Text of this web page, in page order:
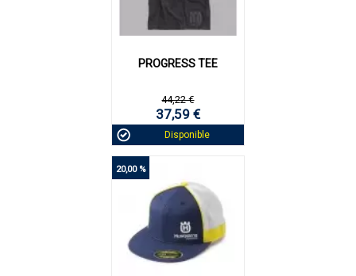
PROGRESS TEE
44,22 €
37,59 €
Disponible
20,00 %